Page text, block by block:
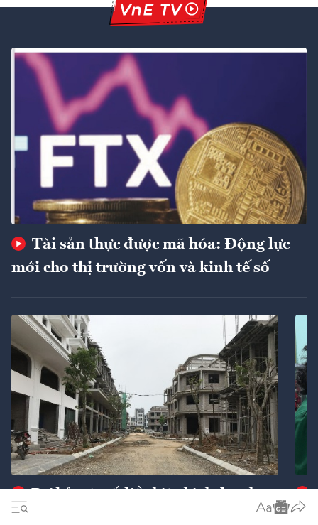
Tài sản thực được mã hóa: Động lực
mới cho thị trường vốn và kinh tế số
Bãi bỏ một số điều kiện kinh doanh
bất động sản